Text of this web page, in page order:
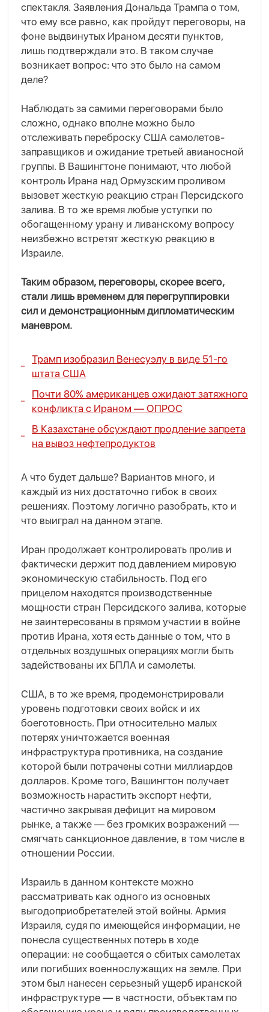
спектакля. Заявления Дональда Трампа о том,
что ему все равно, как пройдут переговоры, на
фоне выдвинутых Ираном десяти пунктов,
лишь подтверждали это. В таком случае
возникает вопрос: что это было на самом
деле?
Наблюдать за самими переговорами было
сложно, однако вполне можно было
отслеживать переброску США самолетов-
заправщиков и ожидание третьей авианосной
группы. В Вашингтоне понимают, что любой
контроль Ирана над Ормузским проливом
вызовет жесткую реакцию стран Персидского
залива. В то же время любые уступки по
обогащенному урану и ливанскому вопросу
неизбежно встретят жесткую реакцию в
Израиле.
Таким образом, переговоры, скорее всего,
стали лишь временем для перегруппировки
сил и демонстрационным дипломатическим
маневром.
Трамп изобразил Венесуэлу в виде 51-го
штата США
Почти 80% американцев ожидают затяжного
конфликта с Ираном — ОПРОС
В Казахстане обсуждают продление запрета
на вывоз нефтепродуктов
А что будет дальше? Вариантов много, и
каждый из них достаточно гибок в своих
решениях. Поэтому логично разобрать, кто и
что выиграл на данном этапе.
Иран продолжает контролировать пролив и
фактически держит под давлением мировую
экономическую стабильность. Под его
прицелом находятся производственные
мощности стран Персидского залива, которые
не заинтересованы в прямом участии в войне
против Ирана, хотя есть данные о том, что в
отдельных воздушных операциях могли быть
задействованы их БПЛА и самолеты.
США, в то же время, продемонстрировали
уровень подготовки своих войск и их
боеготовность. При относительно малых
потерях уничтожается военная
инфраструктура противника, на создание
которой были потрачены сотни миллиардов
долларов. Кроме того, Вашингтон получает
возможность нарастить экспорт нефти,
частично закрывая дефицит на мировом
рынке, а также — без громких возражений —
смягчать санкционное давление, в том числе в
отношении России.
Израиль в данном контексте можно
рассматривать как одного из основных
выгодоприобретателей этой войны. Армия
Израиля, судя по имеющейся информации, не
понесла существенных потерь в ходе
операции: не сообщается о сбитых самолетах
или погибших военнослужащих на земле. При
этом был нанесен серьезный ущерб иранской
инфраструктуре — в частности, объектам по